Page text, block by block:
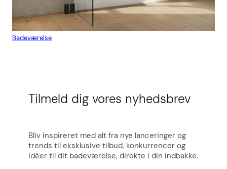
Badeværelse
Tilmeld dig vores nyhedsbrev
Bliv inspireret med alt fra nye lanceringer og
trends til eksklusive tilbud, konkurrencer og
idéer til dit badeværelse, direkte i din indbakke.